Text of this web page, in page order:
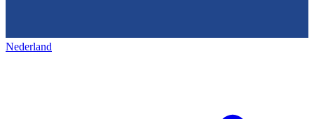
Nederland